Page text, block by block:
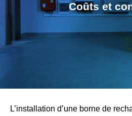
Coûts et
L’installation d’une borne de